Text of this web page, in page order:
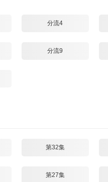
分流4
分流9
第32集
第27集